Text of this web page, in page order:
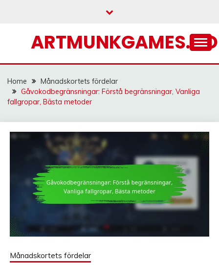
Home
Månadskortets fördelar
Gåvokodbegränsningar: Förstå begränsningar, Vanliga
fallgropar, Bästa metoder
Månadskortets fördelar